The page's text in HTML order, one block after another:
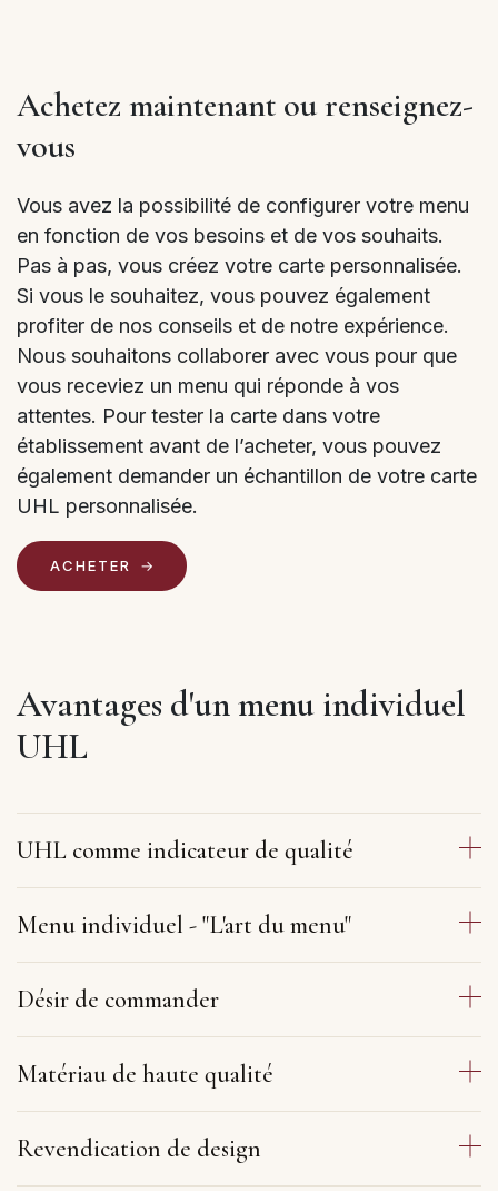
Achetez maintenant ou renseignez-
vous
Vous avez la possibilité de configurer votre menu
en fonction de vos besoins et de vos souhaits.
Pas à pas, vous créez votre carte personnalisée.
Si vous le souhaitez, vous pouvez également
profiter de nos conseils et de notre expérience.
Nous souhaitons collaborer avec vous pour que
vous receviez un menu qui réponde à vos
attentes. Pour tester la carte dans votre
établissement avant de l’acheter, vous pouvez
également demander un échantillon de votre carte
UHL personnalisée.
ACHETER
Avantages d'un menu individuel
UHL
UHL comme indicateur de qualité
Menu individuel - "L'art du menu"
Désir de commander
Matériau de haute qualité
Revendication de design